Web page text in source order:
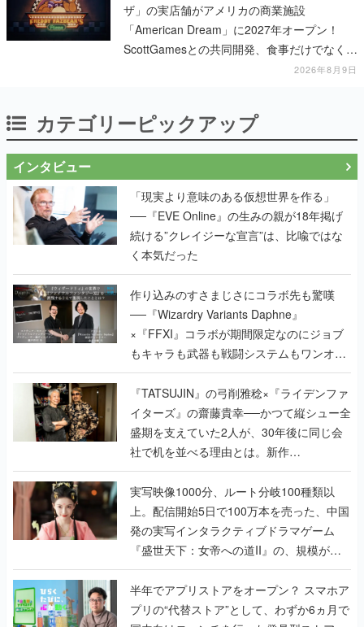
ザ」の実店舗がアメリカの商業施設
「American Dream」に2027年オープン！
ScottGamesとの共同開発、食事だけでなくス
テージショーや没入型のホラー体験も楽しめ
2026年8月9日
カテゴリーピックアップ
インタビュー
「現実より意味のある仮想世界を作る」
──『EVE Online』の生みの親が18年掲げ
続ける”クレイジーな宣言”は、比喩ではな
く本気だった
作り込みのすさまじさにコラボ先も驚嘆
──『Wizardry Variants Daphne』
×『FFXI』コラボが期間限定なのにジョブ
もキャラも武器も戦闘システムもワンオフ
で作り込まれた理由を両ディレクターに聞
く
『TATSUJIN』の弓削雅稔×『ライデンファ
イターズ』の齋藤貴幸──かつて縦シュー全
盛期を支えていた2人が、30年後に同じ会
社で机を並べる理由とは。新作
『TATSUJIN EXTREME』で初タッグを組
んだレジェンド2人に訊く開発秘話
実写映像1000分、ルート分岐100種類以
上。配信開始5日で100万本を売った、中国
発の実写インタラクティブドラマゲーム
『盛世天下：女帝への道II』の、規模が違
うこだわりをプロデューサーに聞いた
半年でアプリストアをオープン？ スマホア
プリの“代替ストア”として、わずか6ヵ月で